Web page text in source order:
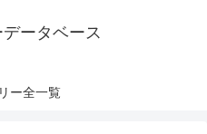
ータベース
ー全一覧